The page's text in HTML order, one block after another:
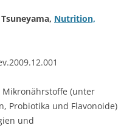
Nutrition,
(unter
Probiotika und Flavonoide)
und